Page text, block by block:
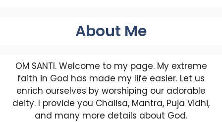
About Me
OM SANTI. Welcome to my page. My extreme
faith in God has made my life easier. Let us
enrich ourselves by worshiping our adorable
deity. I provide you Chalisa, Mantra, Puja Vidhi,
and many more details about God.